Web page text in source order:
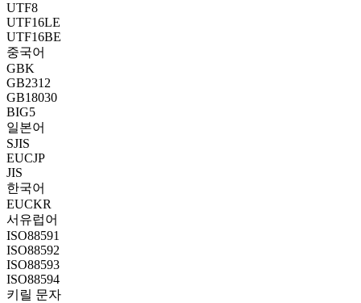
UTF8
UTF16LE
UTF16BE
중국어
GBK
GB2312
GB18030
BIG5
일본어
SJIS
EUCJP
JIS
한국어
EUCKR
서유럽어
ISO88591
ISO88592
ISO88593
ISO88594
키릴 문자